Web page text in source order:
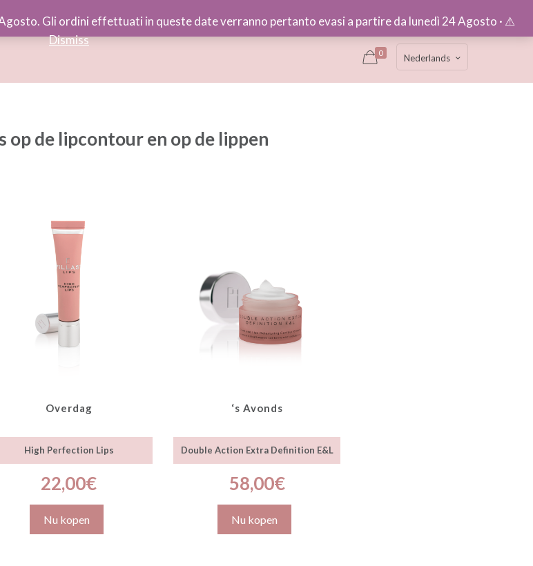
0 Nederlands
op de lipcontour en op de lippen
Overdag
High Perfection Lips
22,00€
Nu kopen
‘s Avonds
Double Action Extra Definition E&L
58,00€
Nu kopen
Gli ordini effettuati in queste date verranno pertanto evasi a partire da lunedì 24 Agosto · ⚠︎
Dismiss